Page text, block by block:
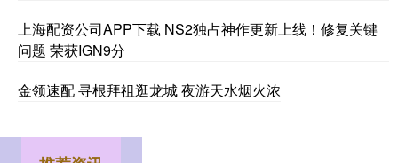
上海配资公司APP下载 NS2独占神作更新上线！修复关键
问题 荣获IGN9分
金领速配 寻根拜祖逛龙城 夜游天水烟火浓